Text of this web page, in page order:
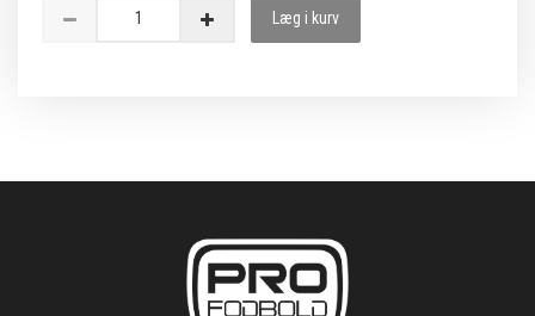
Læg i kurv